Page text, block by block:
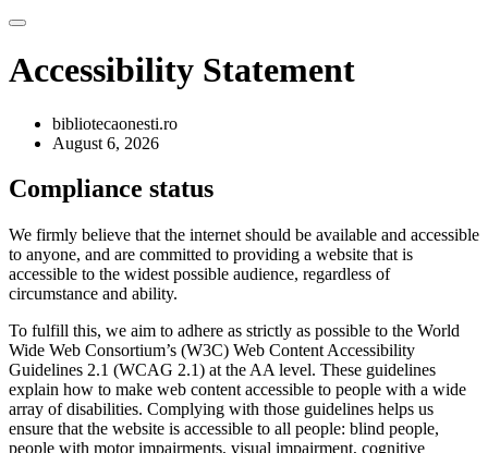
Accessibility Statement
bibliotecaonesti.ro
August 6, 2026
Compliance status
We firmly believe that the internet should be available and accessible
to anyone, and are committed to providing a website that is
accessible to the widest possible audience, regardless of
circumstance and ability.
To fulfill this, we aim to adhere as strictly as possible to the World
Wide Web Consortium’s (W3C) Web Content Accessibility
Guidelines 2.1 (WCAG 2.1) at the AA level. These guidelines
explain how to make web content accessible to people with a wide
array of disabilities. Complying with those guidelines helps us
ensure that the website is accessible to all people: blind people,
people with motor impairments, visual impairment, cognitive